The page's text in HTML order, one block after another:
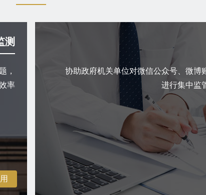
测
，
率
协助政府机关单位对微信公众号、微博
进行集中监